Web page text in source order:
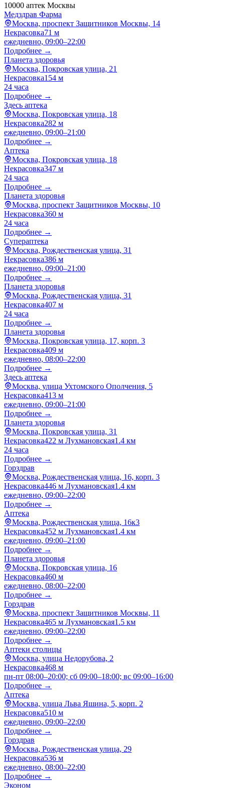
10000 аптек Москвы
Медздрав Фарма
Москва, проспект Защитников Москвы, 14
Некрасовка71 м
ежедневно, 09:00–22:00
Подробнее →
Планета здоровья
Москва, Покровская улица, 21
Некрасовка154 м
24 часа
Подробнее →
Здесь аптека
Москва, Покровская улица, 18
Некрасовка282 м
ежедневно, 09:00–21:00
Подробнее →
Аптека
Москва, Покровская улица, 18
Некрасовка347 м
24 часа
Подробнее →
Планета здоровья
Москва, проспект Защитников Москвы, 10
Некрасовка360 м
24 часа
Подробнее →
Супераптека
Москва, Рождественская улица, 31
Некрасовка386 м
ежедневно, 09:00–21:00
Подробнее →
Планета здоровья
Москва, Рождественская улица, 31
Некрасовка407 м
24 часа
Подробнее →
Планета здоровья
Москва, Покровская улица, 17, корп. 3
Некрасовка409 м
ежедневно, 08:00–22:00
Подробнее →
Здесь аптека
Москва, улица Ухтомского Ополчения, 5
Некрасовка413 м
ежедневно, 09:00–21:00
Подробнее →
Планета здоровья
Москва, Покровская улица, 31
Некрасовка422 м Лухмановская1.4 км
24 часа
Подробнее →
Горздрав
Москва, Рождественская улица, 16, корп. 3
Некрасовка446 м Лухмановская1.4 км
ежедневно, 09:00–22:00
Подробнее →
Аптека
Москва, Рождественская улица, 16к3
Некрасовка452 м Лухмановская1.4 км
ежедневно, 09:00–21:00
Подробнее →
Планета здоровья
Москва, Покровская улица, 16
Некрасовка460 м
ежедневно, 08:00–22:00
Подробнее →
Горздрав
Москва, проспект Защитников Москвы, 11
Некрасовка465 м Лухмановская1.5 км
ежедневно, 09:00–22:00
Подробнее →
Аптеки столицы
Москва, улица Недорубова, 2
Некрасовка468 м
пн-пт 08:00–20:00; сб 09:00–18:00; вс 09:00–16:00
Подробнее →
Аптека
Москва, улица Льва Яшина, 5, корп. 2
Некрасовка510 м
ежедневно, 09:00–22:00
Подробнее →
Горздрав
Москва, Рождественская улица, 29
Некрасовка536 м
ежедневно, 08:00–22:00
Подробнее →
Эконом